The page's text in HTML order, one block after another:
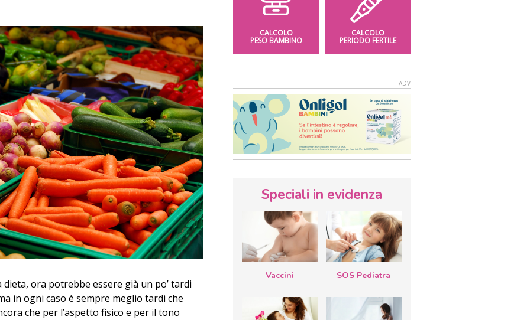
ora potrebbe essere già un po’ tardi
in ogni caso è sempre meglio tardi che
che per l’aspetto fisico e per il tono
CALCOLO
PESO BAMBINO
CALCOLO
PERIODO FERTILE
Speciali in evidenza
Vaccini SOS Pediatra